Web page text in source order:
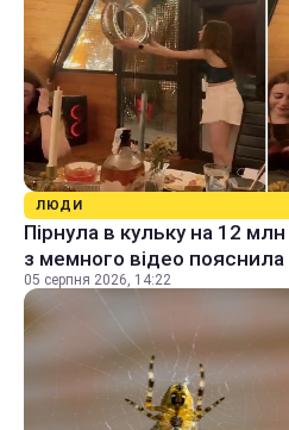
ЛЮДИ
Пірнула в кульку на 12
з мемного відео
05 серпня 2026, 14:22